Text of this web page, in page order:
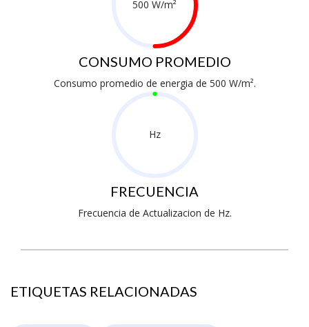
500 W/m²
CONSUMO PROMEDIO
Consumo promedio de energia de 500 W/m².
Hz
FRECUENCIA
Frecuencia de Actualizacion de Hz.
ETIQUETAS RELACIONADAS